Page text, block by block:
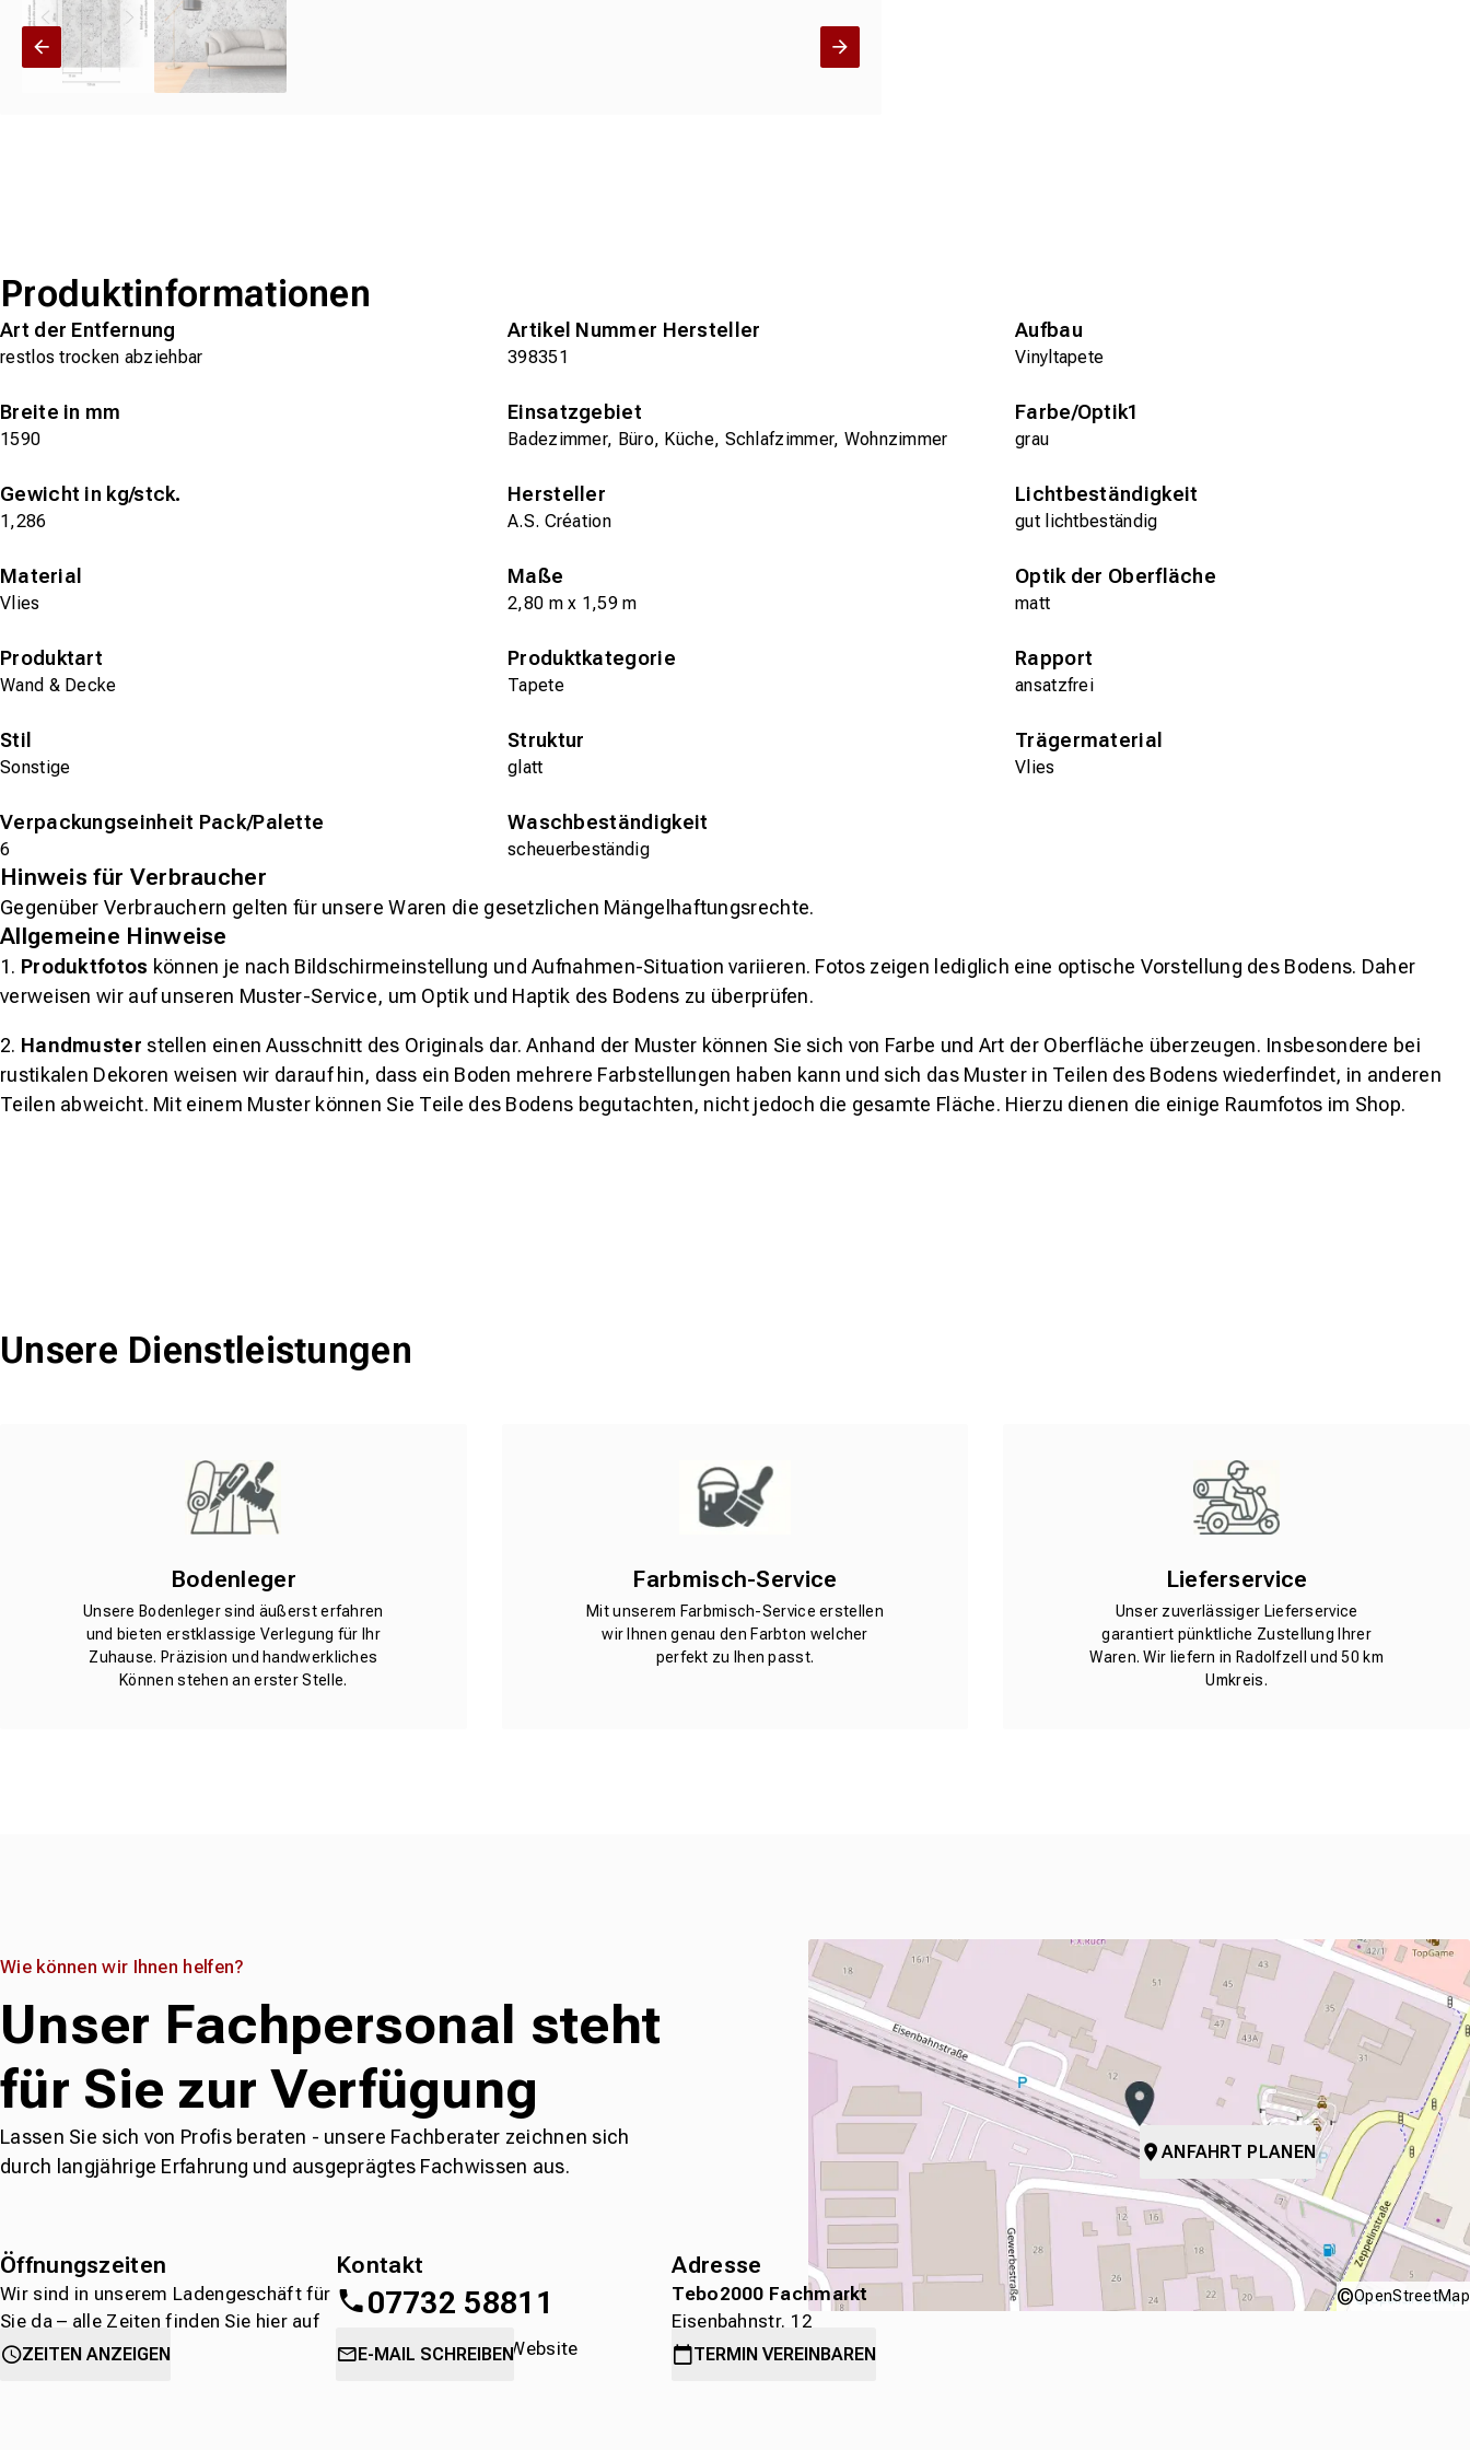
Produktinformationen
Art der Entfernung
restlos trocken abziehbar
Artikel Nummer Hersteller
398351
Aufbau
Vinyltapete
Breite in mm
1590
Einsatzgebiet
Badezimmer, Büro, Küche, Schlafzimmer, Wohnzimmer
Farbe/Optik1
grau
Gewicht in kg/stck.
1,286
Hersteller
A.S. Création
Lichtbeständigkeit
gut lichtbeständig
Material
Vlies
Maße
2,80 m x 1,59 m
Optik der Oberfläche
matt
Produktart
Wand & Decke
Produktkategorie
Tapete
Rapport
ansatzfrei
Stil
Sonstige
Struktur
glatt
Trägermaterial
Vlies
Verpackungseinheit Pack/Palette
6
Waschbeständigkeit
scheuerbeständig
Hinweis für Verbraucher
Gegenüber Verbrauchern gelten für unsere Waren die gesetzlichen Mängelhaftungsrechte.
Allgemeine Hinweise
1. Produktfotos können je nach Bildschirmeinstellung und Aufnahmen-Situation variieren. Fotos zeigen lediglich eine optische Vorstellung des Bodens. Daher
verweisen wir auf unseren Muster-Service, um Optik und Haptik des Bodens zu überprüfen.
2. Handmuster stellen einen Ausschnitt des Originals dar. Anhand der Muster können Sie sich von Farbe und Art der Oberfläche überzeugen. Insbesondere bei
rustikalen Dekoren weisen wir darauf hin, dass ein Boden mehrere Farbstellungen haben kann und sich das Muster in Teilen des Bodens wiederfindet, in anderen
Teilen abweicht. Mit einem Muster können Sie Teile des Bodens begutachten, nicht jedoch die gesamte Fläche. Hierzu dienen die einige Raumfotos im Shop.
Unsere Dienstleistungen
Bodenleger
Unsere Bodenleger sind äußerst erfahren
und bieten erstklassige Verlegung für Ihr
Zuhause. Präzision und handwerkliches
Können stehen an erster Stelle.
Farbmisch-Service
Mit unserem Farbmisch-Service erstellen
wir Ihnen genau den Farbton welcher
perfekt zu Ihen passt.
Lieferservice
Unser zuverlässiger Lieferservice
garantiert pünktliche Zustellung Ihrer
Waren. Wir liefern in Radolfzell und 50 km
Umkreis.
Wie können wir Ihnen helfen?
Unser Fachpersonal steht
für Sie zur Verfügung
Lassen Sie sich von Profis beraten - unsere Fachberater zeichnen sich
durch langjährige Erfahrung und ausgeprägtes Fachwissen aus.
Öffnungszeiten
Wir sind in unserem Ladengeschäft für
Sie da – alle Zeiten finden Sie hier auf
einen Blick.
ZEITEN ANZEIGEN
Kontakt
07732 58811
oderdirekt über die Website
E-MAIL SCHREIBEN
Adresse
Tebo2000 Fachmarkt
Eisenbahnstr. 12
78315 Radolfzell
TERMIN VEREINBAREN
ANFAHRT PLANEN
©OpenStreetMap